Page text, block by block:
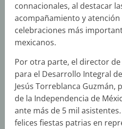
connacionales, al destacar
acompañamiento y atención
celebraciones más
mexicanos.
Por otra parte, el director
para el Desarrollo Integral
Jesús Torreblanca Guzmán,
de la Independencia de
ante más de 5 mil
felices fiestas patrias en